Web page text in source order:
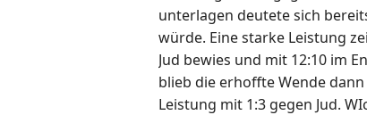
unterlagen deutete sich
würde. Eine starke Leistung
Jud bewies und mit 12:10 im
blieb die erhoffte Wende
Leistung mit 1:3 gegen Jud.